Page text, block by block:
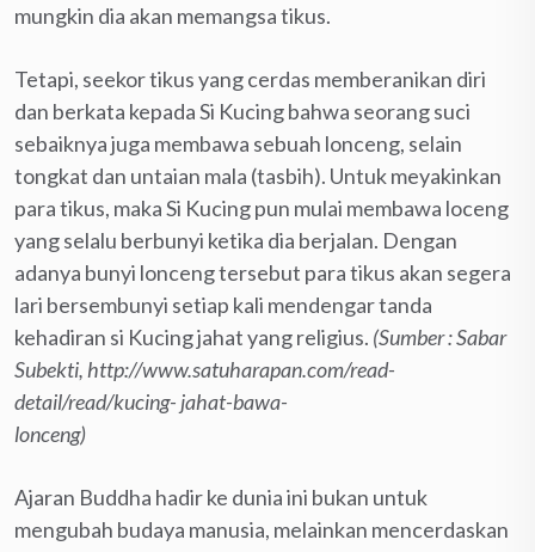
mungkin dia akan memangsa tikus.
Tetapi, seekor tikus yang cerdas memberanikan diri
dan berkata kepada Si Kucing bahwa seorang suci
sebaiknya juga membawa sebuah lonceng, selain
tongkat dan untaian mala (tasbih). Untuk meyakinkan
para tikus, maka Si Kucing pun mulai membawa loceng
yang selalu berbunyi ketika dia berjalan. Dengan
adanya bunyi lonceng tersebut para tikus akan segera
lari bersembunyi setiap kali mendengar tanda
kehadiran si Kucing jahat yang religius. (Sumber : Sabar
Subekti, http://www.satuharapan.com/read-
detail/read/kucing- jahat-bawa-
lonceng)
Ajaran Buddha hadir ke dunia ini bukan untuk
mengubah budaya manusia, melainkan mencerdaskan